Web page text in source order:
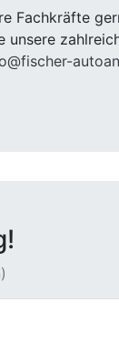
Fachkräfte
unsere